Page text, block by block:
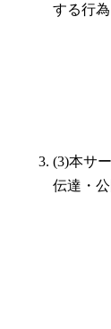
する行為
(3)本サ
伝達・